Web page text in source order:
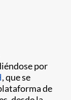
por
, que se
de